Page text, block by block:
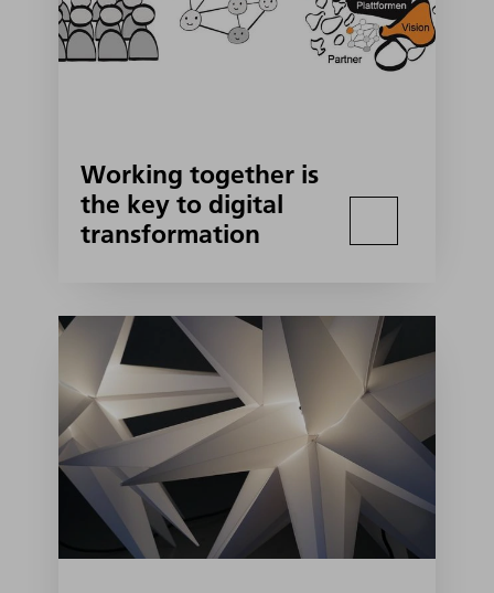
Working together is
the key to digital
transformation